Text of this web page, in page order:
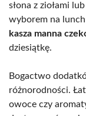
słona z ziołami
wyborem na lunch
kasza manna
dziesiątkę.
Bogactwo
różnorodności.
owoce czy